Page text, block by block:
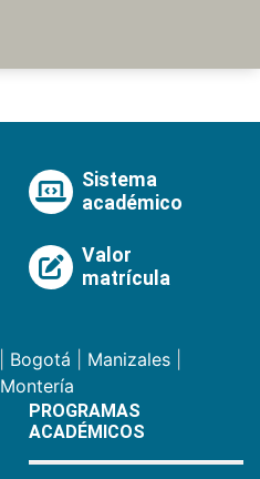
Sistema
académico
Valor
matrícula
Bogotá Manizales
Montería
PROGRAMAS
ACADÉMICOS